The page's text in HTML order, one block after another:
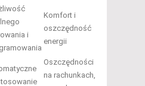
i
Komfort i
oszczędność
energii
Oszczędności
na rachunkach,